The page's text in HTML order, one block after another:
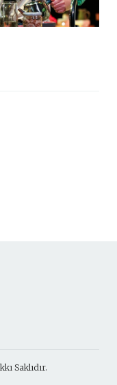
Saklıdır.